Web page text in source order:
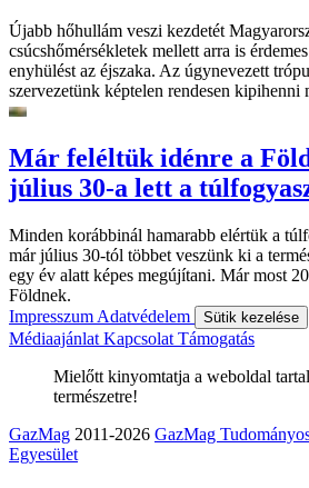
Újabb hőhullám veszi kezdetét
csúcshőmérsékletek mellett arra is
enyhülést az éjszaka. Az úgynevezett
szervezetünk képtelen rendesen kipihenni
Már feléltük idénre a
július 30-a lett a
Minden korábbinál hamarabb elértük a
már július 30-tól többet veszünk ki a
egy év alatt képes megújítani. Már most
Földnek.
Impresszum Adatvédelem Sütik kezelése
Médiaajánlat Kapcsolat Támogatás
Mielőtt kinyomtatja a weboldal
természetre!
GazMag 2011-2026 GazMag
Egyesület